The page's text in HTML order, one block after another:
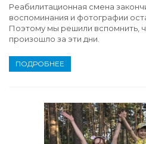
Реабилитационная смена
воспоминания и фотографии
Поэтому мы решили вспомнить,
произошло за эти дни.
ПОДРОБНЕЕ